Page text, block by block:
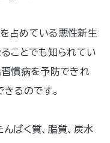
占めている悪性新生
ことでも知られてい
習慣病を予防できれ
るのです。
ぱく質、脂質、炭水